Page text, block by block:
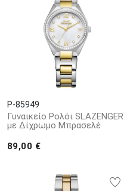
P-85949
Γυναικείο Ρολόι SLAZENGER
με Δίχρωμο Μπρασελέ
89,00 €